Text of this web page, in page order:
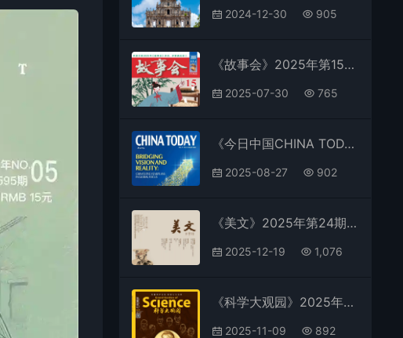
2024-12-30 905
《故事会》2025年第15期全彩精校PDF杂志下载
2025-07-30 765
《今日中国CHINA TODAY（英文版）》2025年第8期全彩精校PDF杂志下载
2025-08-27 902
《美文》2025年第24期全彩精校PDF杂志下载
2025-12-19 1,076
《科学大观园》2025年第21期全彩精校PDF杂志下载
2025-11-09 892